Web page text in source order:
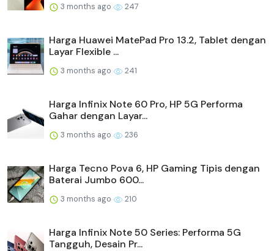
3 months ago 247
Harga Huawei MatePad Pro 13.2, Tablet dengan
Layar Flexible ...
3 months ago 241
Harga Infinix Note 60 Pro, HP 5G Performa
Gahar dengan Layar...
3 months ago 236
Harga Tecno Pova 6, HP Gaming Tipis dengan
Baterai Jumbo 600...
3 months ago 210
Harga Infinix Note 50 Series: Performa 5G
Tangguh, Desain Pr...